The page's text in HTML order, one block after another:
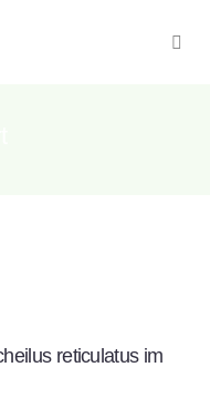
reticulatus im